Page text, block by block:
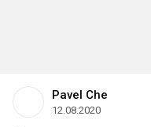
Pavel Che
12.08.2020